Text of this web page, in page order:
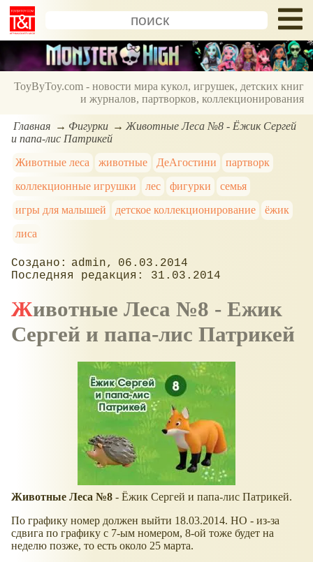
ToyByToy.com - новости мира кукол, игрушек, детских книг
и журналов, партворков, коллекционирования
Главная Фигурки
Животные Леса №8 - Ёжик Сергей
и папа-лис Патрикей
Животные леса
животные ДеАгостини
партворк
коллекционные игрушки
лес фигурки
семья
игры для малышей
детское коллекционирование
ёжик
лиса
admin
06.03.2014
31.03.2014
Животные Леса №8 - Ежик
Сергей и папа-лис Патрикей
Животные Леса №8 - Ёжик Сергей и папа-лис Патрикей.
По графику номер должен выйти 18.03.2014. НО - из-за
сдвига по графику с 7-ым номером, 8-ой тоже будет на
неделю позже, то есть около 25 марта.